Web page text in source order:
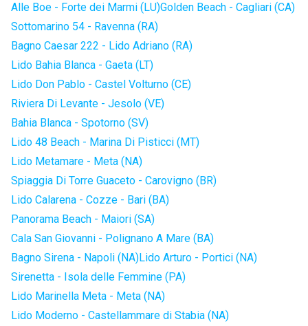
Alle Boe - Forte dei Marmi (LU)Golden Beach - Cagliari (CA)
Sottomarino 54 - Ravenna (RA)
Bagno Caesar 222 - Lido Adriano (RA)
Lido Bahia Blanca - Gaeta (LT)
Lido Don Pablo - Castel Volturno (CE)
Riviera Di Levante - Jesolo (VE)
Bahia Blanca - Spotorno (SV)
Lido 48 Beach - Marina Di Pisticci (MT)
Lido Metamare - Meta (NA)
Spiaggia Di Torre Guaceto - Carovigno (BR)
Lido Calarena - Cozze - Bari (BA)
Panorama Beach - Maiori (SA)
Cala San Giovanni - Polignano A Mare (BA)
Bagno Sirena - Napoli (NA)Lido Arturo - Portici (NA)
Sirenetta - Isola delle Femmine (PA)
Lido Marinella Meta - Meta (NA)
Lido Moderno - Castellammare di Stabia (NA)